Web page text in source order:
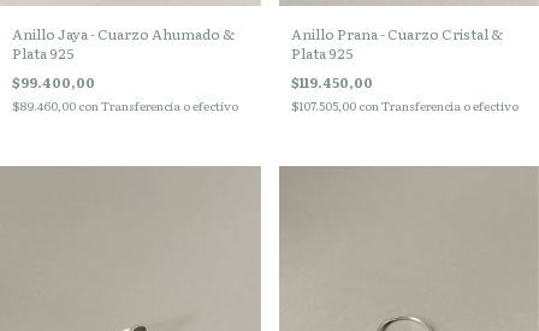
Anillo Jaya - Cuarzo Ahumado &
Plata 925
$99.400,00
$89.460,00 conTransferencia o efectivo
Anillo Prana - Cuarzo Cristal &
Plata 925
$119.450,00
$107.505,00 conTransferencia o efectivo